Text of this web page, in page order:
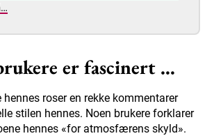
er fascinert …
hennes roser en rekke kommentarer
stilen hennes. Noen brukere forklarer
hennes «for atmosfærens skyld».